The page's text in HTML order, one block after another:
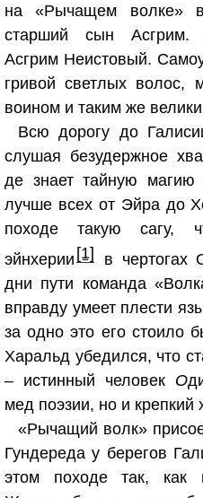
на «Рычащем волке»
старший сын Асгрим.
Асгрим Неистовый.
гривой светлых волос,
воином и таким же
Всю дорогу до
слушая безудержное
де знает тайную
лучше всех от Эйра до
походе такую сагу,
эйнхерии [1]
в
дни пути команда
вправду умеет плести
за одно это его стоило
Харальд убедился, что
– истинный человек О
мед поэзии, но и крепкий
«Рычащий волк»
Гундереда у берегов
этом походе так,